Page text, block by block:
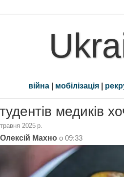
війна | мобілізація |
медиків
2025 р.
Олексій Махно о 09:33